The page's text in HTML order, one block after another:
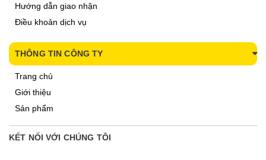
Hướng dẫn giao nhận
Điều khoản dịch vụ
THÔNG TIN CÔNG TY
Trang chủ
Giới thiệu
Sản phẩm
KẾT NỐI VỚI CHÚNG TÔI